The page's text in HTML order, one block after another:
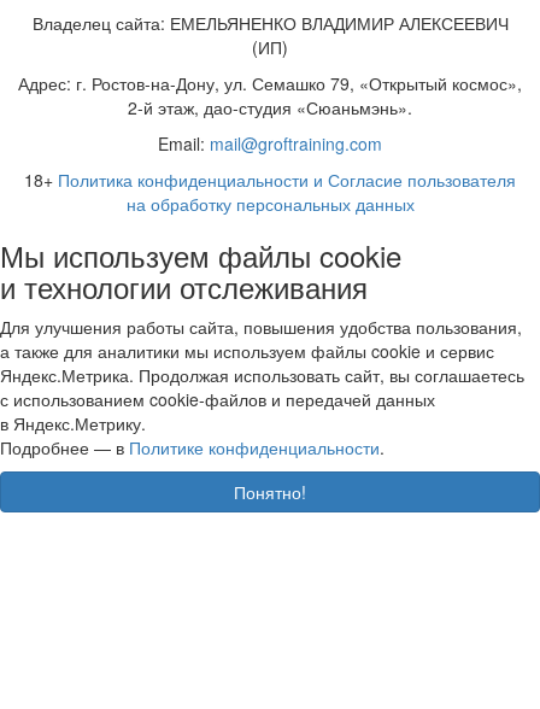
Владелец сайта: ЕМЕЛЬЯНЕНКО ВЛАДИМИР АЛЕКСЕЕВИЧ
(ИП)
Адрес: г. Ростов-на-Дону, ул. Семашко 79, «Открытый космос»,
2-й этаж, дао-студия «Сюаньмэнь».
Email: mail@groftraining.com
18+ Политика конфиденциальности и Согласие пользователя
на обработку персональных данных
Мы используем файлы cookie
и технологии отслеживания
Для улучшения работы сайта, повышения удобства пользования,
а также для аналитики мы используем файлы cookie и сервис
Яндекс.Метрика. Продолжая использовать сайт, вы соглашаетесь
с использованием cookie-файлов и передачей данных
в Яндекс.Метрику.
Подробнее — в Политике конфиденциальности.
Понятно!